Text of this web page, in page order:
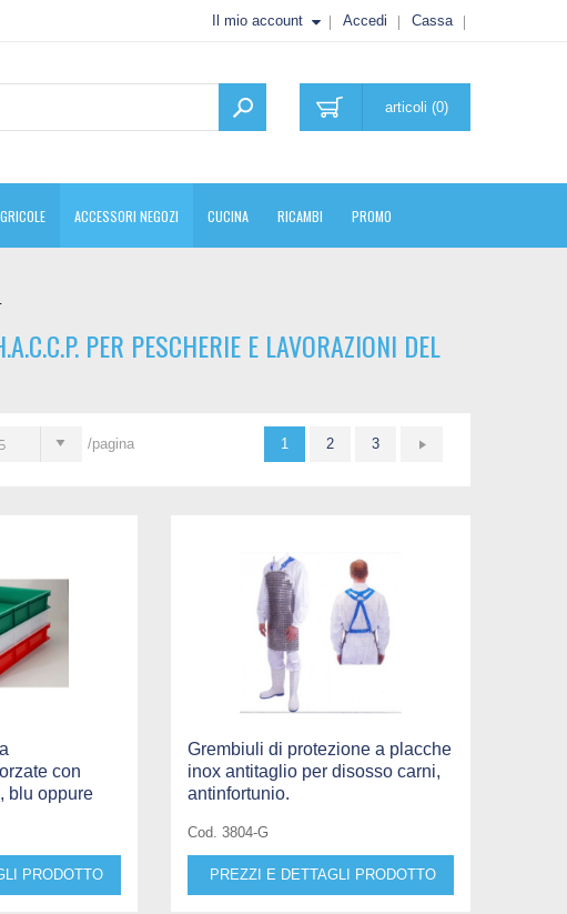
Cassa
Accedi
Il mio account
articoli (0)
ACCESSORI NEGOZI CUCINA RICAMBI PROMO
PER PESCHERIE E LAVORAZIONI DEL
/pagina 1 2 3
con
blu oppure
PRODOTTO
Grembiuli di protezione a placche
inox antitaglio per disosso carni,
antinfortunio.
Cod. 3804-G
PREZZI E DETTAGLI PRODOTTO